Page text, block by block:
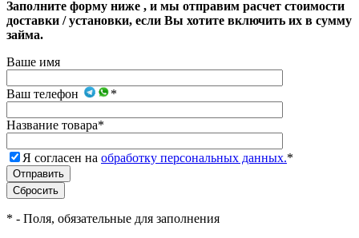
Заполните форму ниже , и мы отправим расчет стоимости
доставки / установки, если Вы хотите включить их в сумму
займа.
Ваше имя
Ваш телефон *
Название товара*
Я согласен на обработку персональных данных.*
* - Поля, обязательные для заполнения